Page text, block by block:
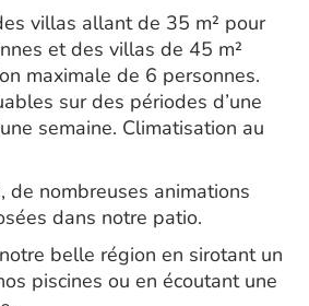
villas allant de 35 m² pour
et des villas de 45 m²
maximale de 6 personnes.
sur des périodes d’une
semaine. Climatisation au
de nombreuses animations
dans notre patio.
belle région en sirotant un
piscines ou en écoutant une